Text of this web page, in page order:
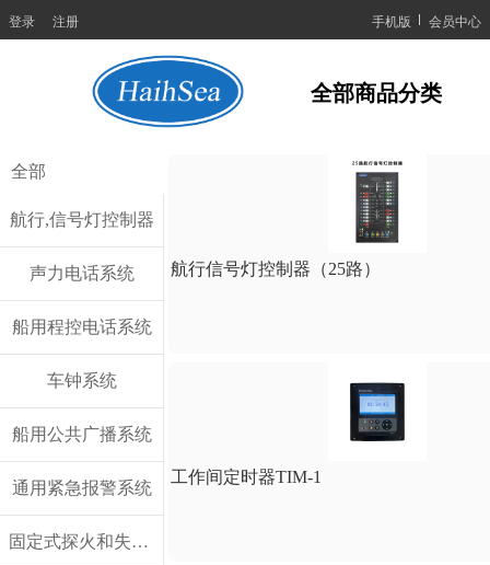
登录 注册 手机版 会员中心
全部商品分类
全部
航行,信号灯控制器
声力电话系统
船用程控电话系统
车钟系统
船用公共广播系统
通用紧急报警系统
固定式探火和失火报警系统
航行信号灯控制器（25路）
工作间定时器TIM-1